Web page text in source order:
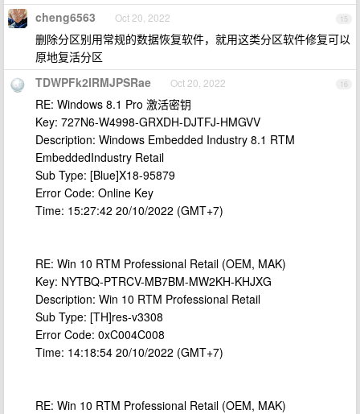
15
cheng6563 Oct 20, 2022
删除分区别用常规的数据恢复软件，就用这类分区软件修复可以
原地复活分区
16
TDWPFk2IRMJPSRae Oct 20, 2022
RE: Windows 8.1 Pro 激活密钥
Key: 727N6-W4998-GRXDH-DJTFJ-HMGVV
Description: Windows Embedded Industry 8.1 RTM
EmbeddedIndustry Retail
Sub Type: [Blue]X18-95879
Error Code: Online Key
Time: 15:27:42 20/10/2022 (GMT+7)
RE: Win 10 RTM Professional Retail (OEM, MAK)
Key: NYTBQ-PTRCV-MB7BM-MW2KH-KHJXG
Description: Win 10 RTM Professional Retail
Sub Type: [TH]res-v3308
Error Code: 0xC004C008
Time: 14:18:54 20/10/2022 (GMT+7)
RE: Win 10 RTM Professional Retail (OEM, MAK)